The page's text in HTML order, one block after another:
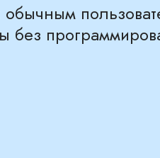
без